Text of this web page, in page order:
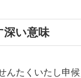
深い意味
んたくいたし申